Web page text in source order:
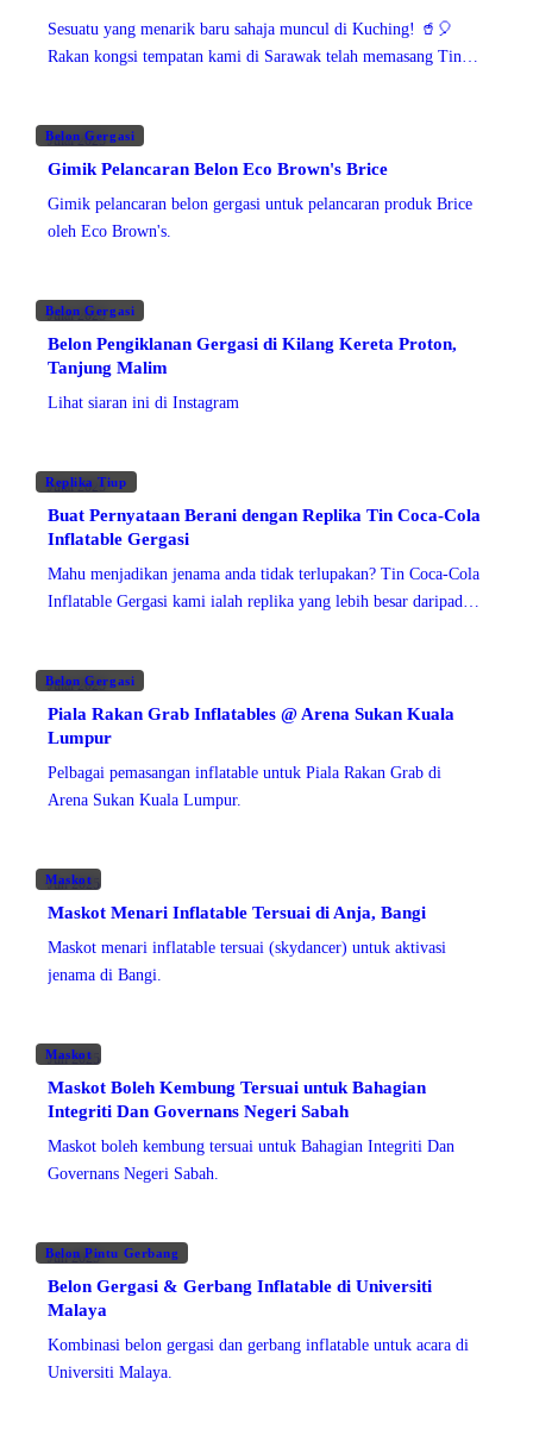
Sesuatu yang menarik baru sahaja muncul di Kuching! 🥤🎈
Rakan kongsi tempatan kami di Sarawak telah memasang Tin
Belon Gergasi
Julai 2025
Gimik Pelancaran Belon Eco Brown's Brice
Gimik pelancaran belon gergasi untuk pelancaran produk Brice
oleh Eco Brown's.
Belon Gergasi
Julai 2025
Belon Pengiklanan Gergasi di Kilang Kereta Proton,
Tanjung Malim
Lihat siaran ini di Instagram
Replika Tiup
Julai 2025
Buat Pernyataan Berani dengan Replika Tin Coca-Cola
Inflatable Gergasi
Mahu menjadikan jenama anda tidak terlupakan? Tin Coca-Cola
Inflatable Gergasi kami ialah replika yang lebih besar daripada
Belon Gergasi
Julai 2025
Piala Rakan Grab Inflatables @ Arena Sukan Kuala
Lumpur
Pelbagai pemasangan inflatable untuk Piala Rakan Grab di
Arena Sukan Kuala Lumpur.
Maskot
Jun 2025
Maskot Menari Inflatable Tersuai di Anja, Bangi
Maskot menari inflatable tersuai (skydancer) untuk aktivasi
jenama di Bangi.
Maskot
Jun 2025
Maskot Boleh Kembung Tersuai untuk Bahagian
Integriti Dan Governans Negeri Sabah
Maskot boleh kembung tersuai untuk Bahagian Integriti Dan
Governans Negeri Sabah.
Belon Pintu Gerbang
Jun 2025
Belon Gergasi & Gerbang Inflatable di Universiti
Malaya
Kombinasi belon gergasi dan gerbang inflatable untuk acara di
Universiti Malaya.